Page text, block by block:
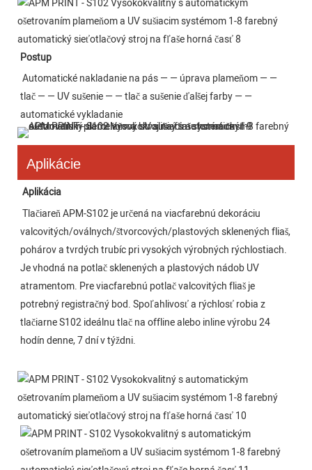
Postup
Automatické nakladanie na pás — — úprava plameňom — —
tlač — — UV sušenie — — tlač a sušenie ďalšej farby — —
automatické vykladanie
Aplikácie
Aplikácia
Tlačiareň APM-S102 je určená na viacfarebnú dekoráciu
valcovitých/oválnych/štvorcových/plastových sklenených fliaš,
pohárov a tvrdých trubíc pri vysokých výrobných rýchlostiach.
Je vhodná na potlač sklenených a plastových nádob UV
atramentom. Pre viacfarebnú potlač valcovitých fliaš je
potrebný registračný bod. Spoľahlivosť a rýchlosť robia z
tlačiarne S102 ideálnu tlač na offline alebo inline výrobu 24
hodín denne, 7 dní v týždni.